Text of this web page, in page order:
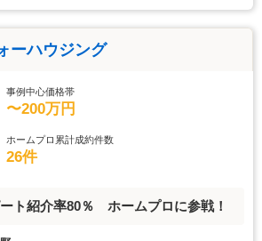
ーハウジング
事例中心価格帯
〜200万円
ホームプロ累計成約件数
26件
ート紹介率80％ ホームプロに参戦！